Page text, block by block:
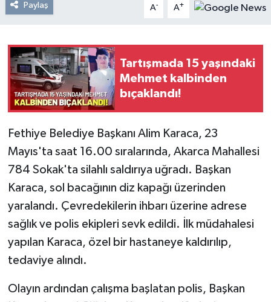
Paylaş A- A+
Tartışmada 15 yaşındaki
Mehmet kalbinden
bıçaklandı!
Fethiye Belediye Başkanı Alim Karaca, 23
Mayıs'ta saat 16.00 sıralarında, Akarca Mahallesi
784 Sokak'ta silahlı saldırıya uğradı. Başkan
Karaca, sol bacağının diz kapağı üzerinden
yaralandı. Çevredekilerin ihbarı üzerine adrese
sağlık ve polis ekipleri sevk edildi. İlk müdahalesi
yapılan Karaca, özel bir hastaneye kaldırılıp,
tedaviye alındı.
Olayın ardından çalışma başlatan polis, Başkan